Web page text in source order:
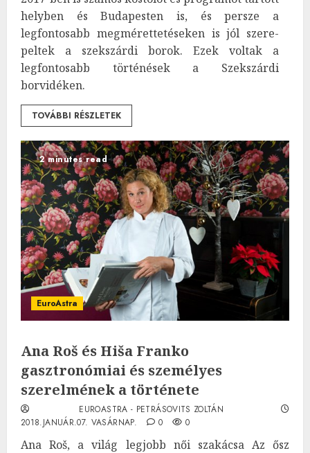
helyben és Budapesten is, és persze a
legfontosabb megmérettetéseken is jól szere­
peltek a szekszárdi borok. Ezek voltak a
legfontosabb történések a Szekszárdi
borvidéken.
TOVÁBBI RÉSZLETEK
2 minutes read
EuroAstra
Ana Roš és Hiša Franko
gasztronómiai és személyes
szerelmének a története
EUROASTRA - PETRÁSOVITS ZOLTÁN
2018.JANUÁR.07. VASÁRNAP.
0 0
Ana Roš, a világ legjobb női szakácsa Az ősz